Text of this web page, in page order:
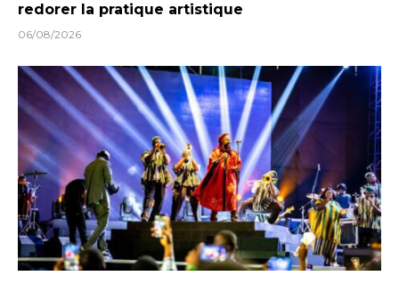
redorer la pratique artistique
06/08/2026